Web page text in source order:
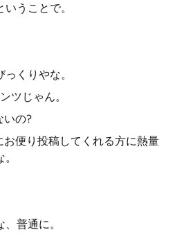
うことで。
くりやな。
ツじゃん。
いの?
便り投稿してくれる方に熱量
普通に。